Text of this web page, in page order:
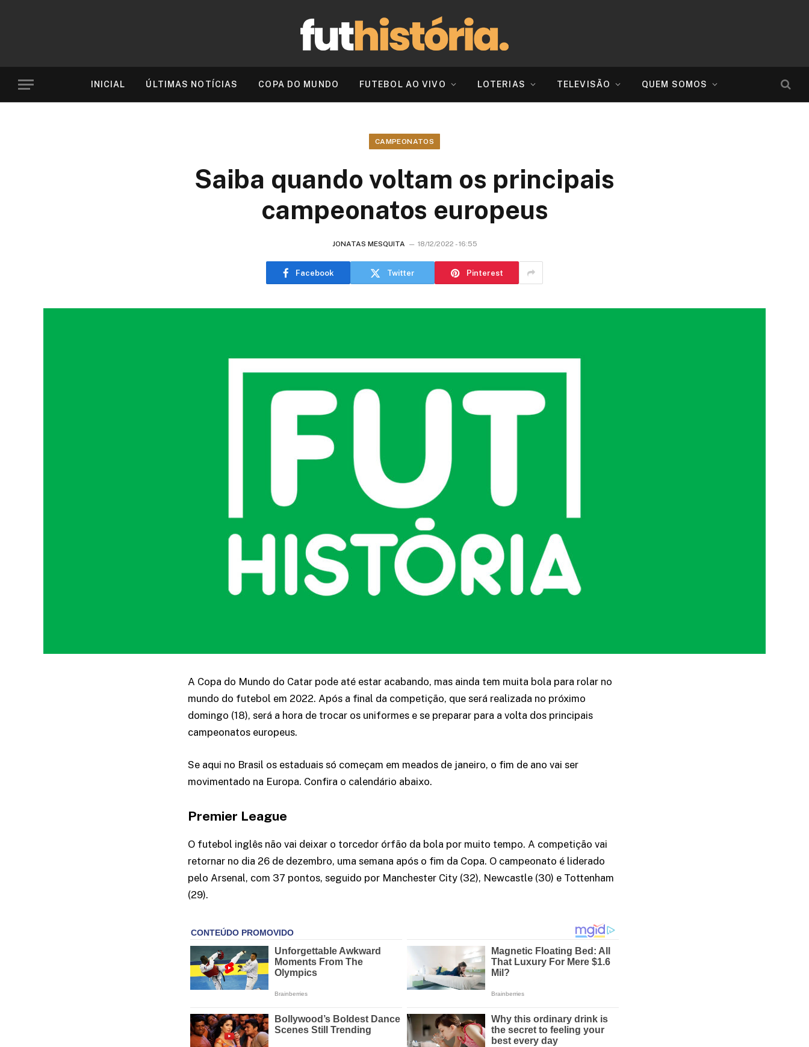
INICIAL ÚLTIMAS NOTÍCIAS COPA DO MUNDO FUTEBOL AO VIVO LOTERIAS TELEVISÃO QUEM SOMOS
CAMPEONATOS
Saiba quando voltam os principais
campeonatos europeus
JONATAS MESQUITA 18/12/2022 - 16:55
Facebook Twitter Pinterest
A Copa do Mundo do Catar pode até estar acabando, mas ainda tem muita bola para rolar no
mundo do futebol em 2022. Após a final da competição, que será realizada no próximo
domingo (18), será a hora de trocar os uniformes e se preparar para a volta dos principais
campeonatos europeus.
Se aqui no Brasil os estaduais só começam em meados de janeiro, o fim de ano vai ser
movimentado na Europa. Confira o calendário abaixo.
Premier League
O futebol inglês não vai deixar o torcedor órfão da bola por muito tempo. A competição vai
retornar no dia 26 de dezembro, uma semana após o fim da Copa. O campeonato é liderado
pelo Arsenal, com 37 pontos, seguido por Manchester City (32), Newcastle (30) e Tottenham
(29).